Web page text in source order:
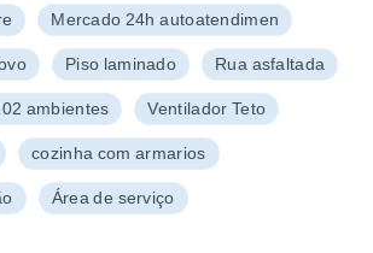
Mercado 24h autoatendimen
Piso laminado Rua asfaltada
ambientes Ventilador Teto
cozinha com armarios
Área de serviço